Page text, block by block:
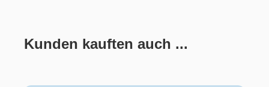
Produktgalerie überspringen
Kunden kauften auch ...